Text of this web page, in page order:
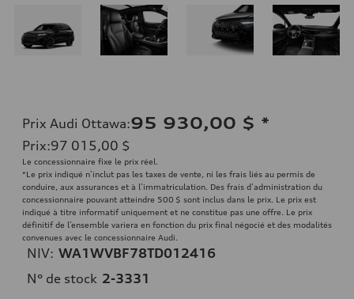
Prix Audi Ottawa:95 930,00 $ *
Prix:97 015,00 $
Le concessionnaire fixe le prix réel.
*Le prix indiqué n’inclut pas les taxes de vente, ni les frais liés au permis de
conduire, aux assurances et à l’immatriculation. Des frais d’administration du
concessionnaire pouvant atteindre 500 $ sont inclus dans le prix. Le prix est
indiqué à titre informatif uniquement et ne constitue pas une offre. Le prix
définitif de l’ensemble variera en fonction du prix final négocié et des modalités
convenues avec le concessionnaire Audi.
NIV: WA1WVBF78TD012416
N° de stock 2-3331